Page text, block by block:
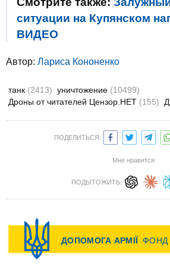
ситуации на Купянском
ВИДЕО
Автор: Лариса Кононенко
танк (2413) уничтожение (10499)
Дроны от читателей Цензор.НЕТ (155)
ПОДЕЛИТЬСЯ:
Мне нравится
ПОДЫТОЖИТЬ: